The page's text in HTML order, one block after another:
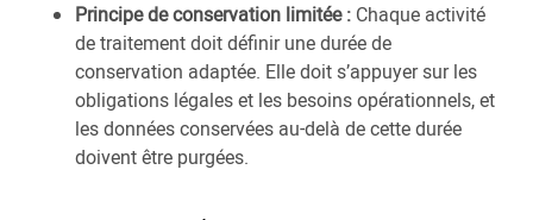
Principe de conservation limitée : Chaque activité
de traitement doit définir une durée de
conservation adaptée. Elle doit s’appuyer sur les
obligations légales et les besoins opérationnels, et
les données conservées au-delà de cette durée
doivent être purgées.